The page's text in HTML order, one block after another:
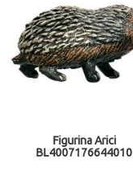
Figurina Arici
BL4007176644010